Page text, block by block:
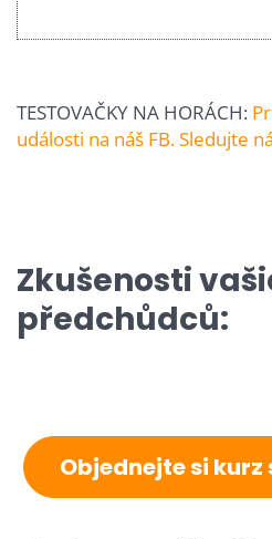
TESTOVAČKY NA HORÁCH:
události na náš FB. Sledujte
Zkušenosti
předchůdců:
Objednejte si